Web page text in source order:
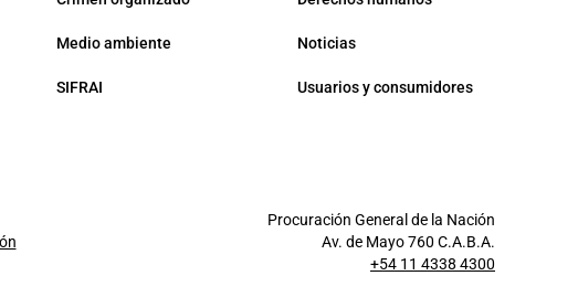
Medio ambiente Noticias
SIFRAI Usuarios y consumidores
Procuración General de la Nación
Av. de Mayo 760 C.A.B.A.
+54 11 4338 4300